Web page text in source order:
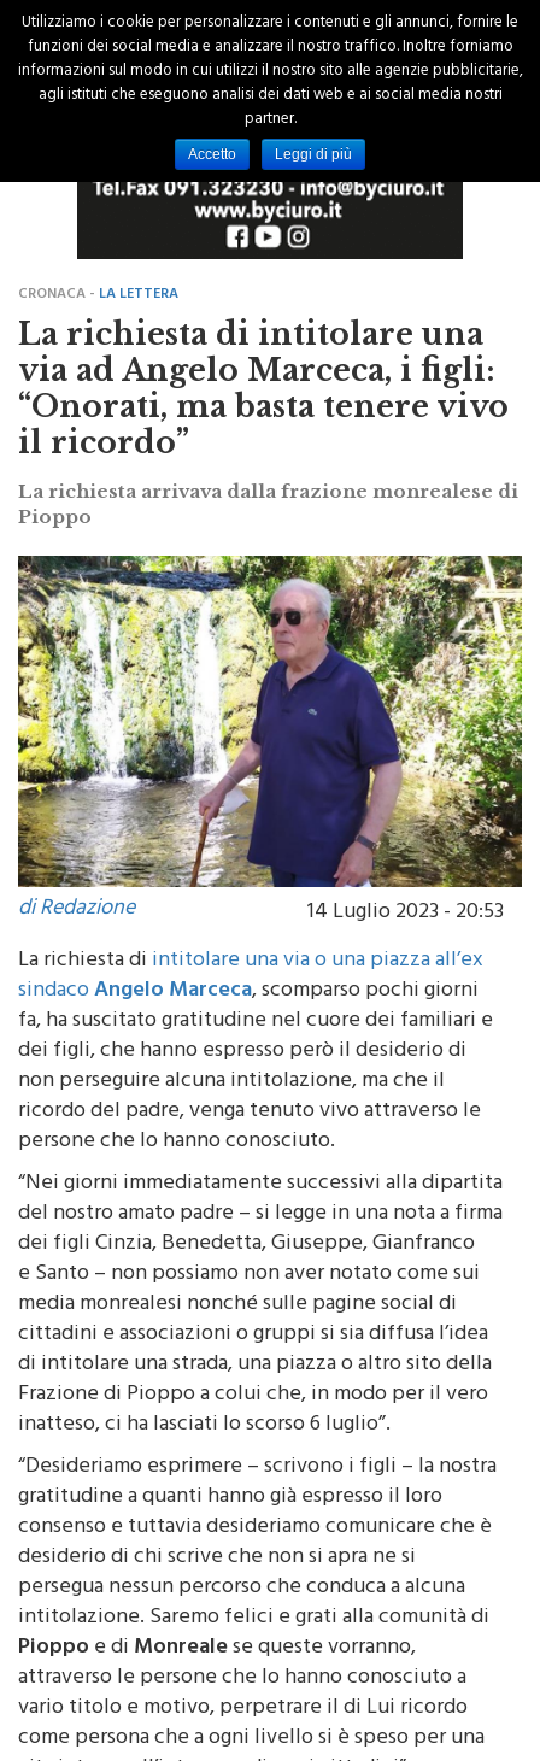
CRONACA -LA LETTERA
La richiesta di intitolare una
via ad Angelo Marceca, i figli:
“Onorati, ma basta tenere vivo
il ricordo”
La richiesta arrivava dalla frazione monrealese di
Pioppo
di Redazione
14 Luglio 2023 - 20:53
intitolare una via o una piazza all’ex
sindacoAngelo Marceca, scomparso pochi giorni
fa, ha suscitato gratitudine nel cuore dei familiari e
dei figli, che hanno espresso però il desiderio di
non perseguire alcuna intitolazione, ma che il
ricordo del padre, venga tenuto vivo attraverso le
persone che lo hanno conosciuto.
“Nei giorni immediatamente successivi alla dipartita
del nostro amato padre – si legge in una nota a firma
dei figli Cinzia, Benedetta, Giuseppe, Gianfranco
e Santo – non possiamo non aver notato come sui
media monrealesi nonché sulle pagine social di
cittadini e associazioni o gruppi si sia diffusa l’idea
di intitolare una strada, una piazza o altro sito della
Frazione di Pioppo a colui che, in modo per il vero
inatteso, ci ha lasciati lo scorso 6 luglio”.
“Desideriamo esprimere – scrivono i figli – la nostra
gratitudine a quanti hanno già espresso il loro
consenso e tuttavia desideriamo comunicare che è
desiderio di chi scrive che non si apra ne si
persegua nessun percorso che conduca a alcuna
intitolazione. Saremo felici e grati alla comunità di
Pioppoe diMonrealese queste vorranno,
attraverso le persone che lo hanno conosciuto a
vario titolo e motivo, perpetrare il di Lui ricordo
come persona che a ogni livello si è speso per una
vita intera nell’interesse di quei cittadini”.
Utilizziamo i cookie per personalizzare i contenuti e gli annunci, fornire le
funzioni dei social media e analizzare il nostro traffico. Inoltre forniamo
informazioni sul modo in cui utilizzi il nostro sito alle agenzie pubblicitarie,
agli istituti che eseguono analisi dei dati web e ai social media nostri
partner.
Accetto Leggi di più